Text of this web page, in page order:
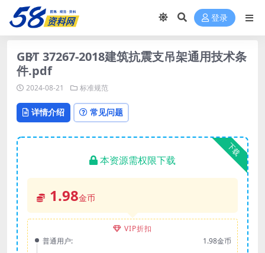
登录
GB∕T 37267-2018建筑抗震支吊架通用技术条
件.pdf
2024-08-21 标准规范
详情介绍 常见问题
下载
本资源需权限下载
1.98金币
VIP折扣
普通用户:
1.98金币